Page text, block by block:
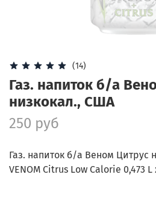
(14)
Газ. напиток б/а
низкокал., США
250 руб
Газ. напиток б/а Веном Цитрус
VENOM Citrus Low Calorie 0,473